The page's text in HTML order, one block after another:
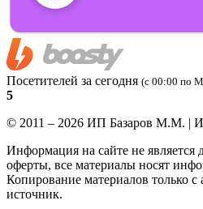
Посетителей за сегодня (c 00:00 по
5
© 2011 – 2026 ИП Базаров М.М. |
Информация на сайте не является
оферты, все материалы носят
Копирование материалов только
источник.